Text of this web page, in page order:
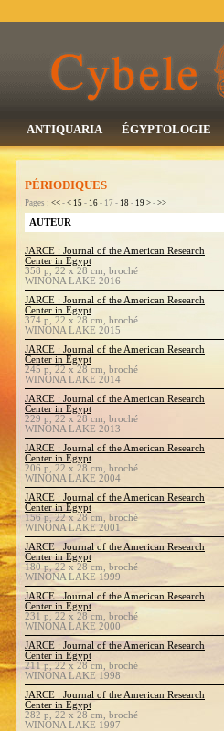
ANTIQUARIA ÉGYPTOLOGIE
PÉRIODIQUES
Pages : << - < 15 - 16 - 17 - 18 - 19 > - >>
AUTEUR
JARCE : Journal of the American Research
Center in Egypt
358 p, 22 x 28 cm, broché
WINONA LAKE 2016
JARCE : Journal of the American Research
Center in Egypt
374 p, 22 x 28 cm, broché
WINONA LAKE 2015
JARCE : Journal of the American Research
Center in Egypt
245 p, 22 x 28 cm, broché
WINONA LAKE 2014
JARCE : Journal of the American Research
Center in Egypt
229 p, 22 x 28 cm, broché
WINONA LAKE 2013
JARCE : Journal of the American Research
Center in Egypt
206 p, 22 x 28 cm, broché
WINONA LAKE 2004
JARCE : Journal of the American Research
Center in Egypt
156 p, 22 x 28 cm, broché
WINONA LAKE 2001
JARCE : Journal of the American Research
Center in Egypt
180 p, 22 x 28 cm, broché
WINONA LAKE 1999
JARCE : Journal of the American Research
Center in Egypt
231 p, 22 x 28 cm, broché
WINONA LAKE 2000
JARCE : Journal of the American Research
Center in Egypt
211 p, 22 x 28 cm, broché
WINONA LAKE 1998
JARCE : Journal of the American Research
Center in Egypt
282 p, 22 x 28 cm, broché
WINONA LAKE 1997